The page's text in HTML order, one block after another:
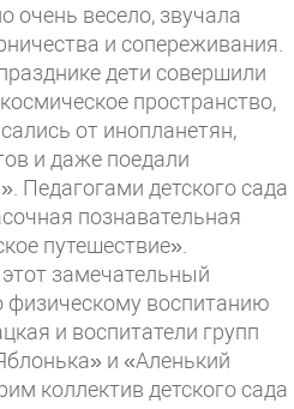
весело, звучала
и сопереживания.
дети совершили
пространство,
от инопланетян,
и даже поедали
Педагогами детского сада
познавательная
путешествие».
замечательный
физическому воспитанию
и воспитатели групп
и «Аленький
коллектив детского сада